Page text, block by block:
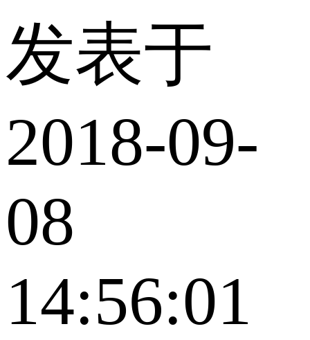
发表于
2018-09-
08
14:56:01